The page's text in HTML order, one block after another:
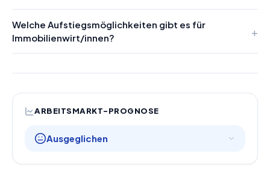
Welche Aufstiegsmöglichkeiten gibt es für
Immobilienwirt/innen?
ARBEITSMARKT-PROGNOSE
Ausgeglichen